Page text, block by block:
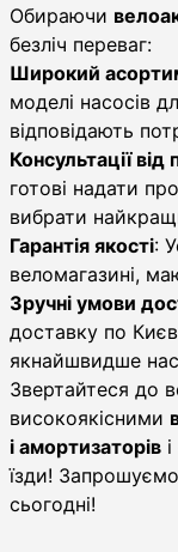
Обираючи
безліч переваг:
Широкий
моделі насосів
відповідають
Консультації від
готові надати
вибрати
Гарантія якості:
веломагазині,
Зручні умови
доставку по
якнайшвидше
Звертайтеся до
високоякісними
і амортизаторів
їзди!
сьогодні!